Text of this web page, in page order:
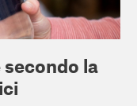
la